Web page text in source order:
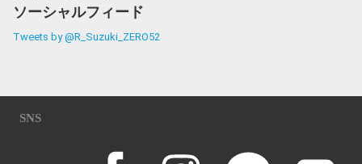
ソーシャルフィード
Tweets by @R_Suzuki_ZERO52
SNS